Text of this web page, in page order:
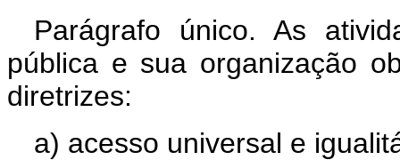
Parágrafo único. As
pública e sua organização
diretrizes:
a) acesso universal e